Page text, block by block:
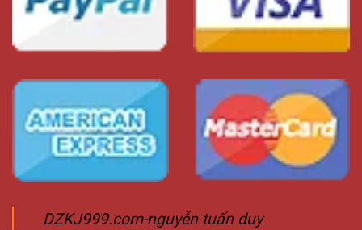
DZKJ999.com-nguyễn tuấn duy